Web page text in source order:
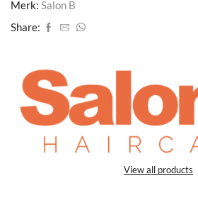
Merk: Salon B
Share:
View all products